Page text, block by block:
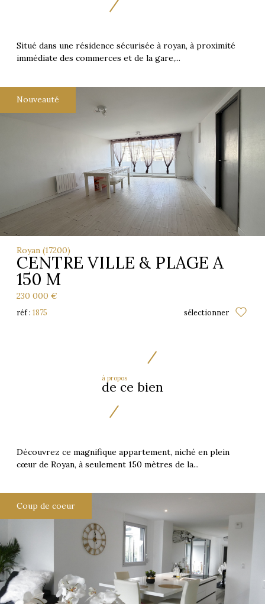
Situé dans une résidence sécurisée à royan, à proximité
immédiate des commerces et de la gare,...
Nouveauté
à propos
de ce bien
Découvrez ce magnifique appartement, niché en plein
cœur de Royan, à seulement 150 mètres de la...
Royan (17200)
CENTRE VILLE & PLAGE A
150 M
230 000 €
réf : 1875 sélectionner
Coup de coeur